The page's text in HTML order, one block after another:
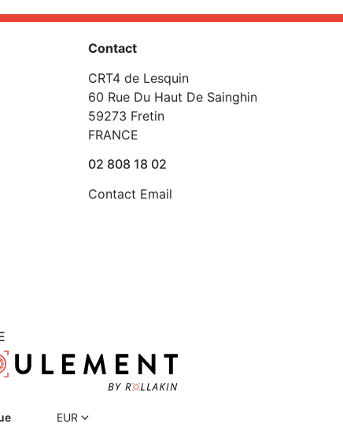
Contact
CRT4 de Lesquin
60 Rue Du Haut De Sainghin
59273 Fretin
FRANCE
02 808 18 02
Contact Email
EUR